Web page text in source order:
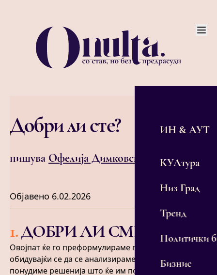
ИН & АУТ
КУЛтура
Низ Град
Тренд
Политички
Бизнис
Добри ли сте?
пишува Офелија Димковска
Објавено 6.02.2026
1.ДОБРИ ЛИ СМЕ?
Овојпат ќе го преформулираме прашањето,
обидувајќи се да се анализираме себеси и да
понудиме решенија што ќе им помогнат и на